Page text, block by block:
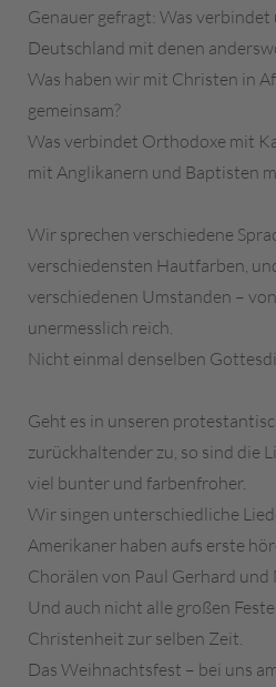
Genauer gefragt: Was
Deutschland mit denen
Was haben wir mit Christen in
gemeinsam?
Was verbindet Orthodoxe mit
mit Anglikanern und Baptisten
Wir sprechen verschiedene
verschiedensten Hautfarben,
verschiedenen Umstanden –
unermesslich reich.
Nicht einmal denselben
Geht es in unseren
zurückhaltender zu, so sind die
viel bunter und farbenfroher.
Wir singen unterschiedliche
Amerikaner haben aufs erste
Chorälen von Paul Gerhard
Und auch nicht alle großen
Christenheit zur selben Zeit.
Das Weihnachtsfest – bei uns